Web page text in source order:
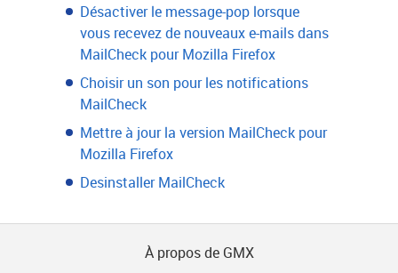
Désactiver le message-pop lorsque
vous recevez de nouveaux e-mails dans
MailCheck pour Mozilla Firefox
Choisir un son pour les notifications
MailCheck
Mettre à jour la version MailCheck pour
Mozilla Firefox
Desinstaller MailCheck
À propos de GMX